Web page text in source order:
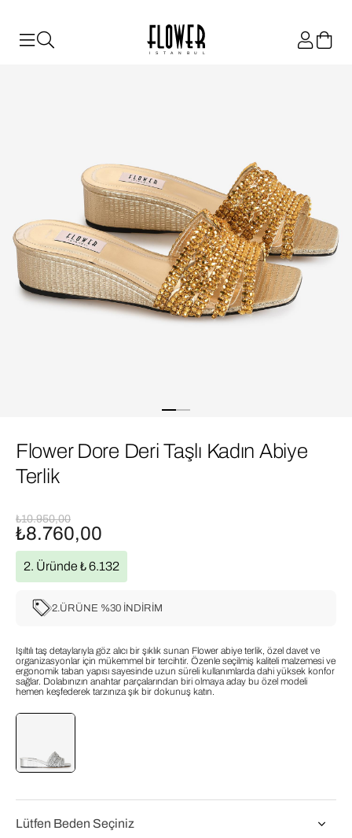
ISTANBUL
Flower Dore Deri Taşlı Kadın Abiye
Terlik
₺10.950,00
₺8.760,00
2.ÜRÜNE %30 İNDİRİM
2. Üründe ₺ 6.132
Işıltılı taş detaylarıyla göz alıcı bir şıklık sunan Flower abiye terlik, özel davet ve
organizasyonlar için mükemmel bir tercihtir. Özenle seçilmiş kaliteli malzemesi ve
ergonomik taban yapısı sayesinde uzun süreli kullanımlarda dahi yüksek konfor
sağlar. Dolabınızın anahtar parçalarından biri olmaya aday bu özel modeli
hemen keşfederek tarzınıza şık bir dokunuş katın.
₺8.760,00
₺10.950,00